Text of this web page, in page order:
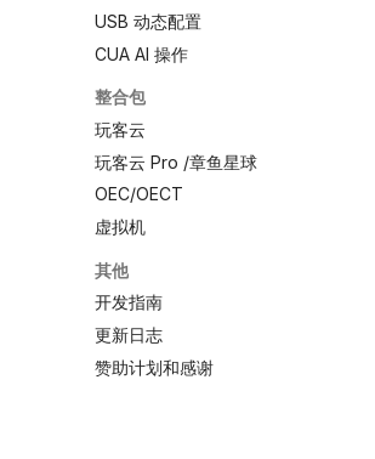
USB 动态配置
CUA AI 操作
整合包
玩客云
玩客云 Pro /章鱼星球
OEC/OECT
虚拟机
其他
开发指南
更新日志
赞助计划和感谢